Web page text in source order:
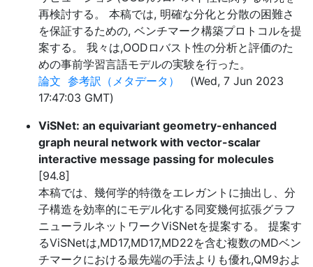
再検討する。 本稿では, 明確な分化と分散の困難さ
を保証するための, ベンチマーク構築プロトコルを提
案する。 我々は,OODロバスト性の分析と評価のた
めの事前学習言語モデルの実験を行った。
論文 参考訳（メタデータ）
(Wed, 7 Jun 2023
17:47:03 GMT)
ViSNet: an equivariant geometry-enhanced
graph neural network with vector-scalar
interactive message passing for molecules
[94.8]
本稿では、幾何学的特徴をエレガントに抽出し、分
子構造を効率的にモデル化する同変幾何拡張グラフ
ニューラルネットワークViSNetを提案する。 提案す
るViSNetは,MD17,MD17,MD22を含む複数のMDベン
チマークにおける最先端の手法よりも優れ,QM9およ